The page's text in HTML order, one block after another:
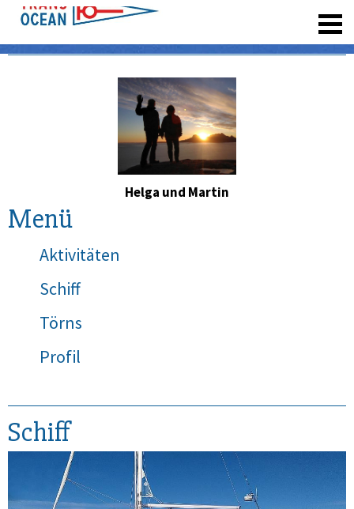
Helga und Martin
Menü
Aktivitäten
Schiff
Törns
Profil
Schiff